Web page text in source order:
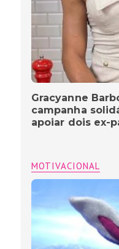
Gracyanne
campanha
apoiar dois ex-
MOTIVACIONAL